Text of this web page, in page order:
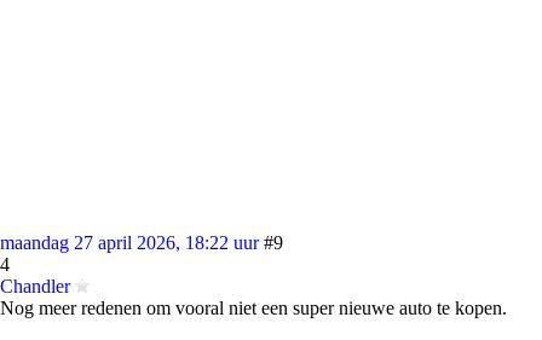
maandag 27 april 2026, 18:22 uur #9
4
Chandler
Nog meer redenen om vooral niet een super nieuwe auto te kopen.